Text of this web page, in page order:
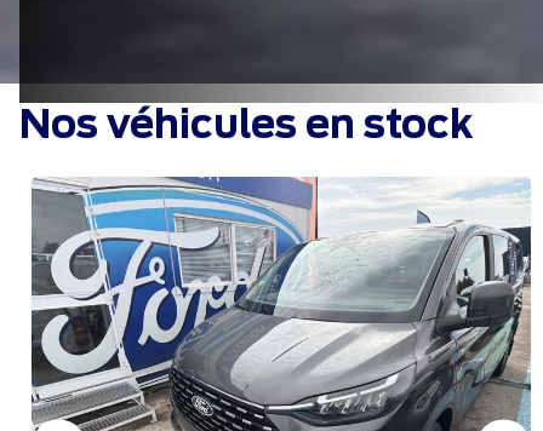
Nos véhicules en stock